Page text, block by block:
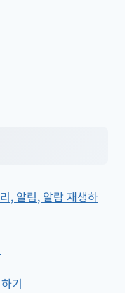
, 알림, 알람 재생하
기